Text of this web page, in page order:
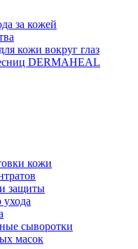
за кожей
кожи вокруг глаз
DERMAHEAL
кожи
защиты
сыворотки
масок